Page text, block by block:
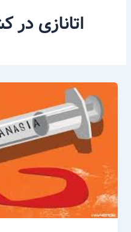
اتانازی